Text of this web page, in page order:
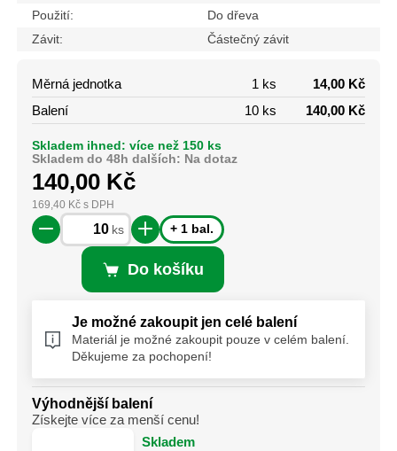
Použití:
Do dřeva
Závit:
Částečný závit
Měrná jednotka 1 ks
14,00 Kč
Balení
10 ks 140,00 Kč
Skladem ihned: více než 150 ks
Skladem do 48h dalších: Na dotaz
140,00 Kč
169,40 Kčs DPH
ks + 1 bal.
Do košíku
Je možné zakoupit jen celé balení
Materiál je možné zakoupit pouze v celém balení.
Děkujeme za pochopení!
Výhodnější balení
Získejte více za menší cenu!
Skladem